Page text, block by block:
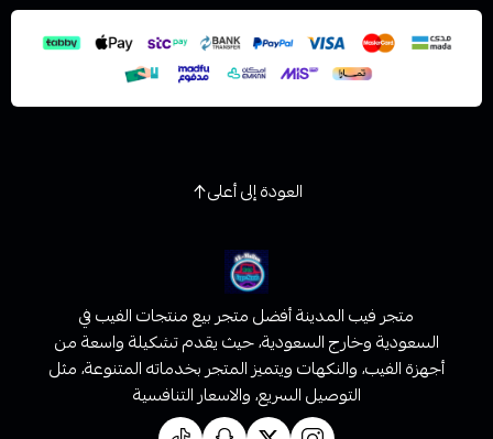
العودة إلى أعلى
متجر فيب المدينة أفضل متجر بيع منتجات الفيب في
السعودية وخارج السعودية، حيث يقدم تشكيلة واسعة من
أجهزة الفيب، والنكهات ويتميز المتجر بخدماته المتنوعة، مثل
التوصيل السريع، والاسعار التنافسية